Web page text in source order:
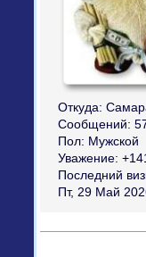
Откуда:
Сообщений:
Пол: Мужской
Уважение:
Последний
Пт, 29 Май